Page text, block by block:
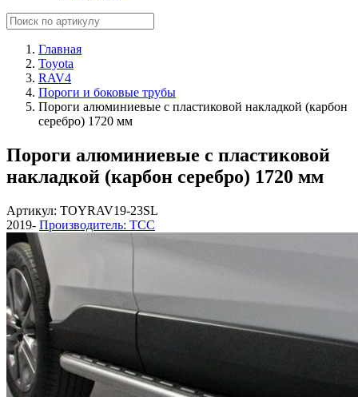
Главная
Toyota
RAV4
Пороги и боковые трубы
Пороги алюминиевые с пластиковой накладкой (карбон
серебро) 1720 мм
Пороги алюминиевые с пластиковой
накладкой (карбон серебро) 1720 мм
Артикул: TOYRAV19-23SL
2019- Производитель: ТСС